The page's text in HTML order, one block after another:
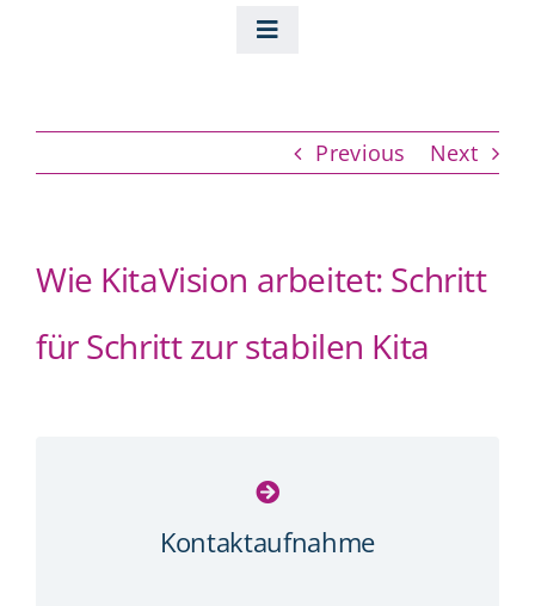
Toggle
Über Uns
Leistungen
Unsere Seminare
Previous Next
Wie KitaVision arbeitet: Schritt
für Schritt zur stabilen Kita
Kontaktaufnahme